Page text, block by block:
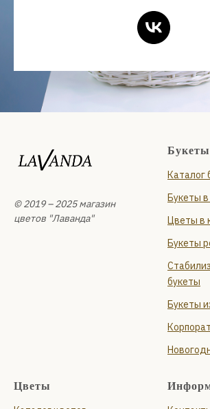
© 2019 – 2025 магазин
цветов "Лаванда"
Букеты
Каталог
Букеты
Цветы в
Букеты
букеты
Букеты
Цветы